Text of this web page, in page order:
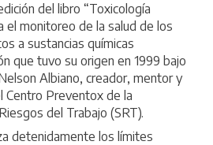
del libro “Toxicología
el monitoreo de la salud de los
a sustancias químicas
que tuvo su origen en 1999 bajo
Albiano, creador, mentor y
Centro Preventox de la
del Trabajo (SRT).
detenidamente los límites